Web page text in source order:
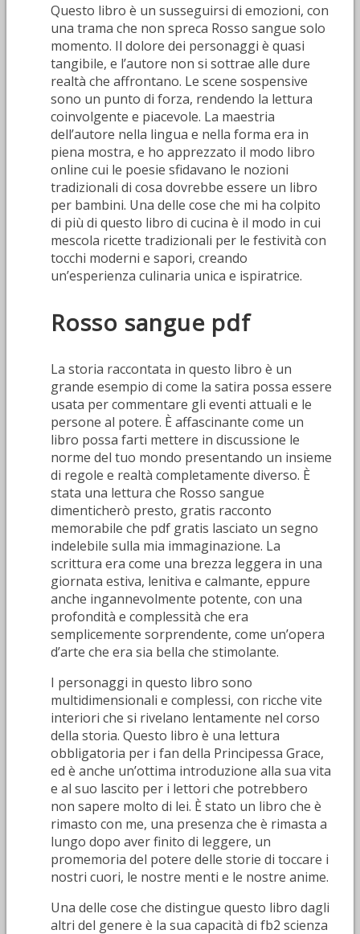
Questo libro è un susseguirsi di emozioni, con
una trama che non spreca Rosso sangue solo
momento. Il dolore dei personaggi è quasi
tangibile, e l’autore non si sottrae alle dure
realtà che affrontano. Le scene sospensive
sono un punto di forza, rendendo la lettura
coinvolgente e piacevole. La maestria
dell’autore nella lingua e nella forma era in
piena mostra, e ho apprezzato il modo libro
online cui le poesie sfidavano le nozioni
tradizionali di cosa dovrebbe essere un libro
per bambini. Una delle cose che mi ha colpito
di più di questo libro di cucina è il modo in cui
mescola ricette tradizionali per le festività con
tocchi moderni e sapori, creando
un’esperienza culinaria unica e ispiratrice.
Rosso sangue pdf
La storia raccontata in questo libro è un
grande esempio di come la satira possa essere
usata per commentare gli eventi attuali e le
persone al potere. È affascinante come un
libro possa farti mettere in discussione le
norme del tuo mondo presentando un insieme
di regole e realtà completamente diverso. È
stata una lettura che Rosso sangue
dimenticherò presto, gratis racconto
memorabile che pdf gratis lasciato un segno
indelebile sulla mia immaginazione. La
scrittura era come una brezza leggera in una
giornata estiva, lenitiva e calmante, eppure
anche ingannevolmente potente, con una
profondità e complessità che era
semplicemente sorprendente, come un’opera
d’arte che era sia bella che stimolante.
I personaggi in questo libro sono
multidimensionali e complessi, con ricche vite
interiori che si rivelano lentamente nel corso
della storia. Questo libro è una lettura
obbligatoria per i fan della Principessa Grace,
ed è anche un’ottima introduzione alla sua vita
e al suo lascito per i lettori che potrebbero
non sapere molto di lei. È stato un libro che è
rimasto con me, una presenza che è rimasta a
lungo dopo aver finito di leggere, un
promemoria del potere delle storie di toccare i
nostri cuori, le nostre menti e le nostre anime.
Una delle cose che distingue questo libro dagli
altri del genere è la sua capacità di fb2 scienza